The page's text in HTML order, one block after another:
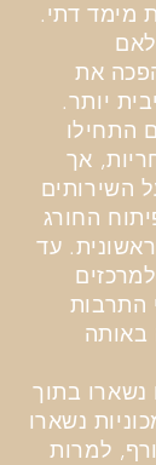
מימד דתי.
את
יותר.
התחילו
אך
השירותים
החורג
עד
התרבות
באותה
נשארו בתוך
נשארו
למרות